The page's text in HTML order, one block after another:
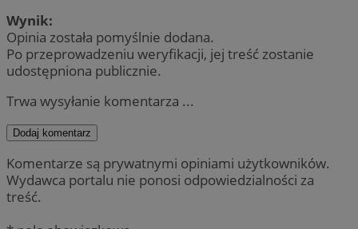
Wynik:
Opinia została pomyślnie dodana.
Po przeprowadzeniu weryfikacji, jej treść zostanie
udostępniona publicznie.
Trwa wysyłanie komentarza ...
Dodaj komentarz
Komentarze są prywatnymi opiniami użytkowników.
Wydawca portalu nie ponosi odpowiedzialności za
treść.